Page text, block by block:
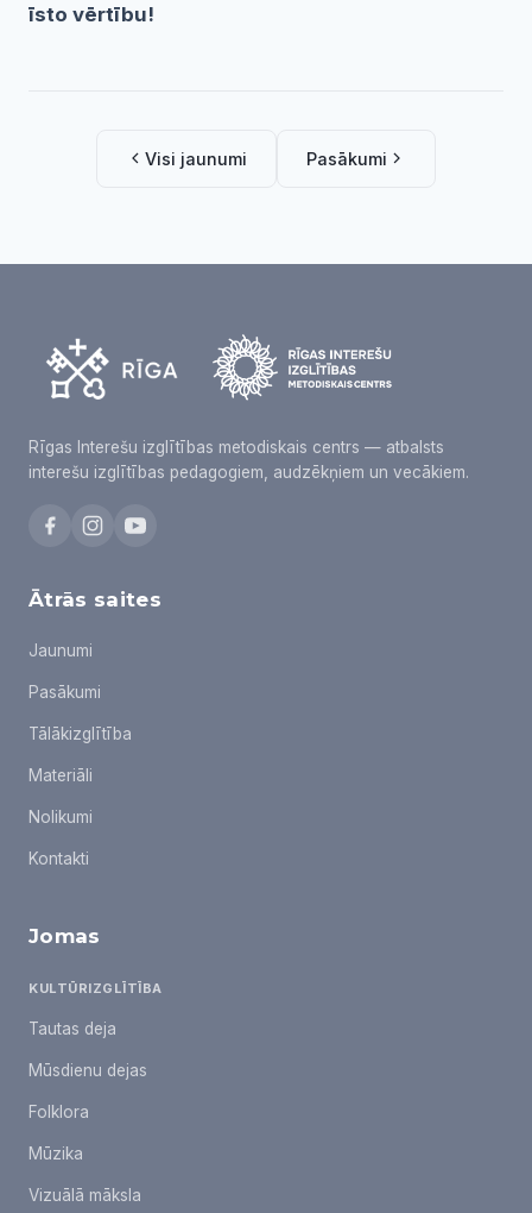
īsto vērtību!
Visi jaunumi Pasākumi
Rīgas Interešu izglītības metodiskais centrs — atbalsts
interešu izglītības pedagogiem, audzēkņiem un vecākiem.
Ātrās saites
Jaunumi
Pasākumi
Tālākizglītība
Materiāli
Nolikumi
Kontakti
Jomas
KULTŪRIZGLĪTĪBA
Tautas deja
Mūsdienu dejas
Folklora
Mūzika
Vizuālā māksla